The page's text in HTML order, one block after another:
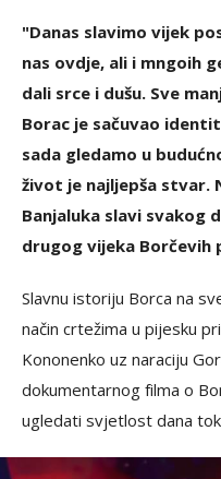
"Danas slavimo vijek
nas ovdje, ali i mngoih
dali srce i dušu. Sve
Borac je sačuvao
sada gledamo u
život je najljepša stvar.
Banjaluka slavi svakog
drugog vijeka Borčevih
Slavnu istoriju Borca na
način crtežima u pijesku
Kononenko uz naraciju
dokumentarnog filma o
ugledati svjetlost dana